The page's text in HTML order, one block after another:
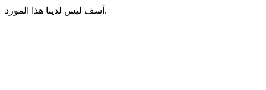
آسف ليس لدينا هذا المورد.